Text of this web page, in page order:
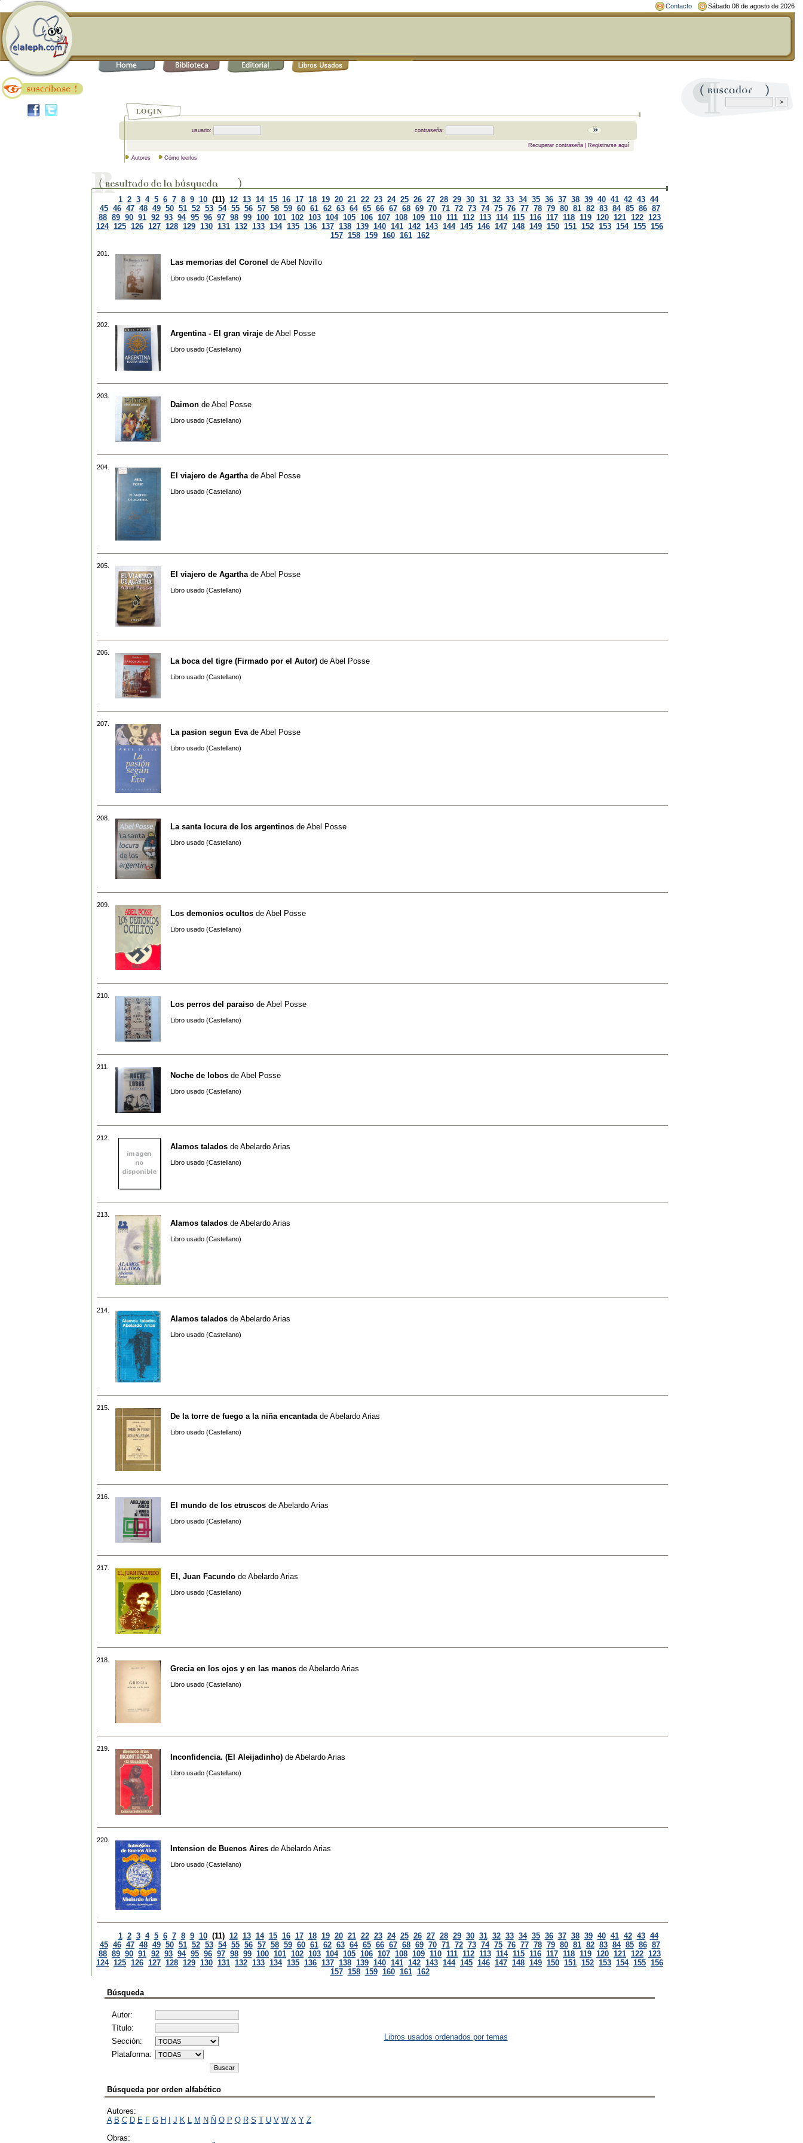
Contacto Sábado 08 de agosto de 2026
usuario: contraseña:
Recuperar contraseña| Registrarse aquí
Autores Cómo leerlos
1 2 3 4 5 6 7 8 9 10 (11) 12 13 14 15 16 17 18 19 20 21 22 23 24 25 26 27 28 29 30 31 32 33 34 35 36 37 38 39 40 41 42 43 44
45 46 47 48 49 50 51 52 53 54 55 56 57 58 59 60 61 62 63 64 65 66 67 68 69 70 71 72 73 74 75 76 77 78 79 80 81 82 83 84 85 86 87
88 89 90 91 92 93 94 95 96 97 98 99 100 101 102 103 104 105 106 107 108 109 110 111 112 113 114 115 116 117 118 119 120 121 122 123
124 125 126 127 128 129 130 131 132 133 134 135 136 137 138 139 140 141 142 143 144 145 146 147 148 149 150 151 152 153 154 155 156
157 158 159 160 161 162
201.
Las memorias del Coronel de Abel Novillo
Libro usado (Castellano)
202.
Argentina - El gran viraje de Abel Posse
Libro usado (Castellano)
203.
Daimon de Abel Posse
Libro usado (Castellano)
204.
El viajero de Agartha de Abel Posse
Libro usado (Castellano)
205.
El viajero de Agartha de Abel Posse
Libro usado (Castellano)
206.
La boca del tigre (Firmado por el Autor) de Abel Posse
Libro usado (Castellano)
207.
La pasion segun Eva de Abel Posse
Libro usado (Castellano)
208.
La santa locura de los argentinos de Abel Posse
Libro usado (Castellano)
209.
Los demonios ocultos de Abel Posse
Libro usado (Castellano)
210.
Los perros del paraiso de Abel Posse
Libro usado (Castellano)
211.
Noche de lobos de Abel Posse
Libro usado (Castellano)
212.
Alamos talados de Abelardo Arias
Libro usado (Castellano)
213.
Alamos talados de Abelardo Arias
Libro usado (Castellano)
214.
Alamos talados de Abelardo Arias
Libro usado (Castellano)
215.
De la torre de fuego a la niña encantada de Abelardo Arias
Libro usado (Castellano)
216.
El mundo de los etruscos de Abelardo Arias
Libro usado (Castellano)
217.
El, Juan Facundo de Abelardo Arias
Libro usado (Castellano)
218.
Grecia en los ojos y en las manos de Abelardo Arias
Libro usado (Castellano)
219.
Inconfidencia. (El Aleijadinho) de Abelardo Arias
Libro usado (Castellano)
220.
Intension de Buenos Aires de Abelardo Arias
Libro usado (Castellano)
1 2 3 4 5 6 7 8 9 10 (11) 12 13 14 15 16 17 18 19 20 21 22 23 24 25 26 27 28 29 30 31 32 33 34 35 36 37 38 39 40 41 42 43 44
45 46 47 48 49 50 51 52 53 54 55 56 57 58 59 60 61 62 63 64 65 66 67 68 69 70 71 72 73 74 75 76 77 78 79 80 81 82 83 84 85 86 87
88 89 90 91 92 93 94 95 96 97 98 99 100 101 102 103 104 105 106 107 108 109 110 111 112 113 114 115 116 117 118 119 120 121 122 123
124 125 126 127 128 129 130 131 132 133 134 135 136 137 138 139 140 141 142 143 144 145 146 147 148 149 150 151 152 153 154 155 156
157 158 159 160 161 162
Búsqueda
Autor:
Título:
Sección:
Plataforma:
Libros usados ordenados por temas
Búsqueda por orden alfabético
Autores:
A B C D E F G H I J K L M N Ñ O P Q R S T U V W X Y Z
Obras: